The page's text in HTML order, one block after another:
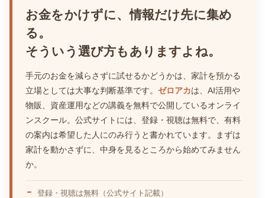
お金をかけずに、情報だけ先に集め
る。
そういう選び方もありますよね。
手元のお金を減らさずに試せるかどうかは、家計を預かる
立場としては大事な判断基準です。 ゼロアカは、AI活用や
物販、資産運用などの講義を無料で公開しているオンライ
ンスクール。公式サイトには、登録・視聴は無料で、有料
の案内は希望した人にのみ行うと書かれています。まずは
家計を動かさずに、中身を見るところから始めてみません
か。
登録・視聴は無料（公式サイト記載）